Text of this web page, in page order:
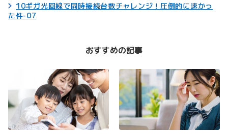
10ギガ光回線で同時接続台数チャレンジ！圧倒的に速かっ
た件-07
おすすめの記事